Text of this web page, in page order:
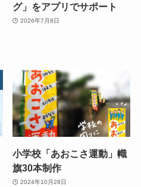
グ」をアプリでサポート
2026年7月8日
小学校「あおこさ運動」幟
旗30本制作
2024年10月28日